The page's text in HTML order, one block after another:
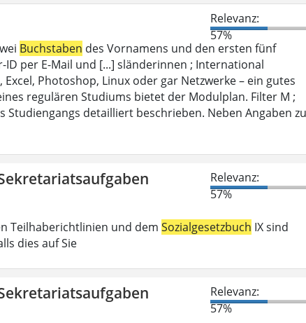
Relevanz:
57%
Buchstaben des Vornamens und den ersten fünf
per E-Mail und [...] sländerinnen ; International
Photoshop, Linux oder gar Netzwerke – ein gutes
regulären Studiums bietet der Modulplan. Filter M ;
Studiengangs detailliert beschrieben. Neben Angaben zu
Relevanz:
57%
Teilhaberichtlinien und dem Sozialgesetzbuch IX sind
dies auf Sie
Relevanz:
57%